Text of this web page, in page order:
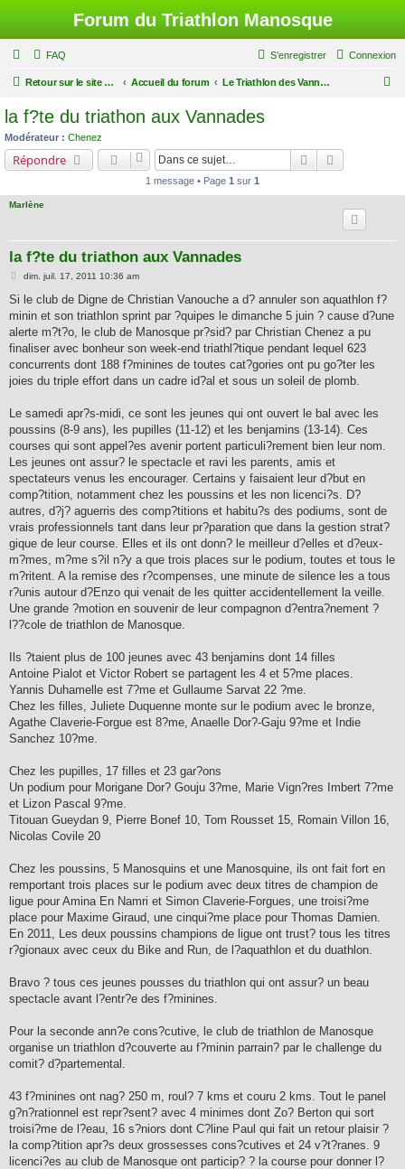
Forum du Triathlon Manosque
FAQ Connexion
S’enregistrer
Retour sur le site du Triathlon Accueil du forum Le Triathlon des Vannades
la f?te du triathon aux Vannades
Modérateur : Chenez
Répondre Rechercher
1 message • Page 1 sur 1
Marlène
la f?te du triathon aux Vannades
M
a
g
dim. juil. 17, 2011 10:36 am
Si le club de Digne de Christian Vanouche a d? annuler son aquathlon f?
minin et son triathlon sprint par ?quipes le dimanche 5 juin ? cause d?une
alerte m?t?o, le club de Manosque pr?sid? par Christian Chenez a pu
finaliser avec bonheur son week-end triathl?tique pendant lequel 623
concurrents dont 188 f?minines de toutes cat?gories ont pu go?ter les
joies du triple effort dans un cadre id?al et sous un soleil de plomb.
Le samedi apr?s-midi, ce sont les jeunes qui ont ouvert le bal avec les
poussins (8-9 ans), les pupilles (11-12) et les benjamins (13-14). Ces
courses qui sont appel?es avenir portent particuli?rement bien leur nom.
Les jeunes ont assur? le spectacle et ravi les parents, amis et
spectateurs venus les encourager. Certains y faisaient leur d?but en
comp?tition, notamment chez les poussins et les non licenci?s. D?
autres, d?j? aguerris des comp?titions et habitu?s des podiums, sont de
vrais professionnels tant dans leur pr?paration que dans la gestion strat?
gique de leur course. Elles et ils ont donn? le meilleur d?elles et d?eux-
m?mes, m?me s?il n?y a que trois places sur le podium, toutes et tous le
m?ritent. A la remise des r?compenses, une minute de silence les a tous
r?unis autour d?Enzo qui venait de les quitter accidentellement la veille.
Une grande ?motion en souvenir de leur compagnon d?entra?nement ?
l??cole de triathlon de Manosque.
Ils ?taient plus de 100 jeunes avec 43 benjamins dont 14 filles
Antoine Pialot et Victor Robert se partagent les 4 et 5?me places.
Yannis Duhamelle est 7?me et Gullaume Sarvat 22 ?me.
Chez les filles, Juliete Duquenne monte sur le podium avec le bronze,
Agathe Claverie-Forgue est 8?me, Anaelle Dor?-Gaju 9?me et Indie
Sanchez 10?me.
Chez les pupilles, 17 filles et 23 gar?ons
Un podium pour Morigane Dor? Gouju 3?me, Marie Vign?res Imbert 7?me
et Lizon Pascal 9?me.
Titouan Gueydan 9, Pierre Bonef 10, Tom Rousset 15, Romain Villon 16,
Nicolas Covile 20
Chez les poussins, 5 Manosquins et une Manosquine, ils ont fait fort en
remportant trois places sur le podium avec deux titres de champion de
ligue pour Amina En Namri et Simon Claverie-Forgues, une troisi?me
place pour Maxime Giraud, une cinqui?me place pour Thomas Damien.
En 2011, Les deux poussins champions de ligue ont trust? tous les titres
r?gionaux avec ceux du Bike and Run, de l?aquathlon et du duathlon.
Bravo ? tous ces jeunes pousses du triathlon qui ont assur? un beau
spectacle avant l?entr?e des f?minines.
Pour la seconde ann?e cons?cutive, le club de triathlon de Manosque
organise un triathlon d?couverte au f?minin parrain? par le challenge du
comit? d?partemental.
43 f?minines ont nag? 250 m, roul? 7 kms et couru 2 kms. Tout le panel
g?n?rationnel est repr?sent? avec 4 minimes dont Zo? Berton qui sort
troisi?me de l?eau, 16 s?niors dont C?line Paul qui fait un retour plaisir ?
la comp?tition apr?s deux grossesses cons?cutives et 24 v?t?ranes. 9
licenci?es au club de Manosque ont particip? ? la course pour donner l?